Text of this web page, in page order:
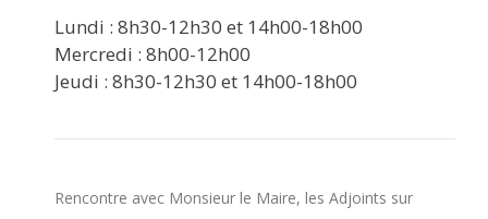
Lundi : 8h30-12h30 et 14h00-18h00
Mercredi : 8h00-12h00
Jeudi : 8h30-12h30 et 14h00-18h00
Rencontre avec Monsieur le Maire, les Adjoints sur